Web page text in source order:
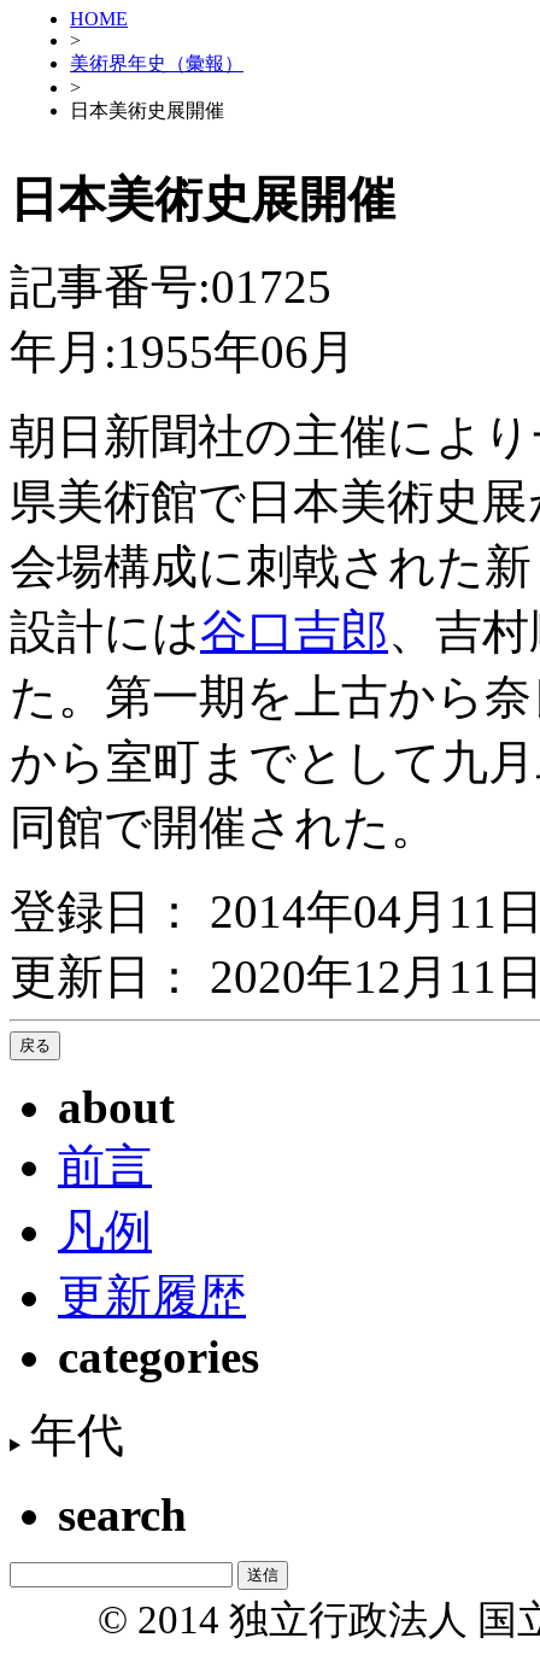
HOME
>
美術界年史（彙報）
>
日本美術史展開催
日本美術史展開催
記事番号:01725
年月:1955年06月
朝日新聞社の主催によ
県美術館で日本美術史
会場構成に刺戟された
設計には谷口吉郎、吉
た。第一期を上古から
から室町までとして九
同館で開催された。
登録日： 2014年04月11
更新日： 2020年12月11
about
前言
凡例
更新履歴
categories
年代
search
© 2014 独立行政法人 国